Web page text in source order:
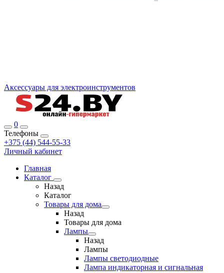
Аксессуары для электроинструментов
0
Телефоны
+375 (44) 544-55-33
Личный кабинет
Главная
Каталог
Назад
Каталог
Товары для дома
Назад
Товары для дома
Лампы
Назад
Лампы
Лампы светодиодные
Лампа индикаторная и сигнальная